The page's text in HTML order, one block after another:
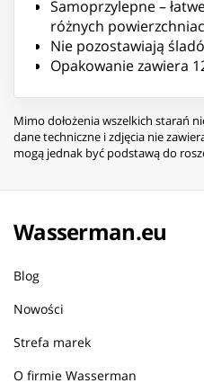
Samoprzylepne –
różnych
Nie pozostawiają
Opakowanie zawiera
Mimo dołożenia wszelkich starań
dane techniczne i zdjęcia nie
mogą jednak być podstawą do
Wasserman.eu
Blog
Nowości
Strefa marek
O firmie Wasserman